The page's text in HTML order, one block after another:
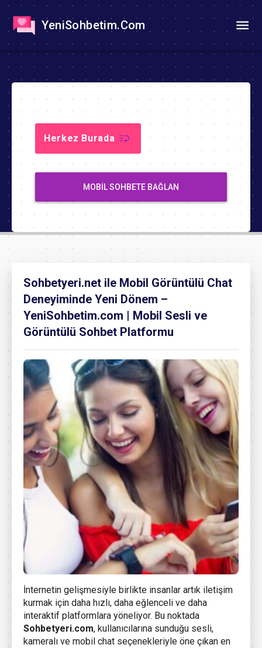
YeniSohbetim.Com
Herkez Burada
MOBIL SOHBETE BAĞLAN
Sohbetyeri.net ile Mobil Görüntülü Chat
Deneyiminde Yeni Dönem –
YeniSohbetim.com | Mobil Sesli ve
Görüntülü Sohbet Platformu
İnternetin gelişmesiyle birlikte insanlar artık iletişim
kurmak için daha hızlı, daha eğlenceli ve daha
interaktif platformlara yöneliyor. Bu noktada
Sohbetyeri.com, kullanıcılarına sunduğu sesli,
kameralı ve mobil chat seçenekleriyle öne çıkan en